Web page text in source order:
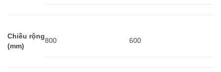
Chiều rộng
(mm)
800 600